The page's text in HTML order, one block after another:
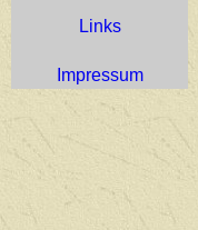
Links
Impressum